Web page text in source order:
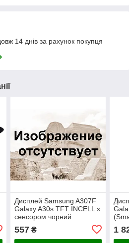
14 днів за рахунок покупця
Дисплей Samsung A307F
Galaxy A30s TFT INCELL з
сенсором чорний
557₴ 1